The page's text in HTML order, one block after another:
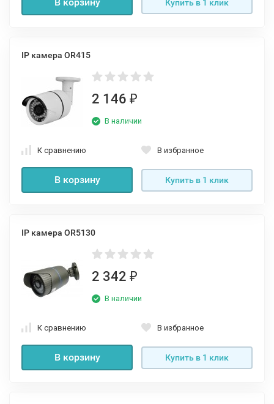
Купить в 1 клик
IP камера OR415
2 146 ₽
В наличии
К сравнению В избранное
В корзину Купить в 1 клик
IP камера OR5130
2 342 ₽
В наличии
К сравнению В избранное
В корзину Купить в 1 клик